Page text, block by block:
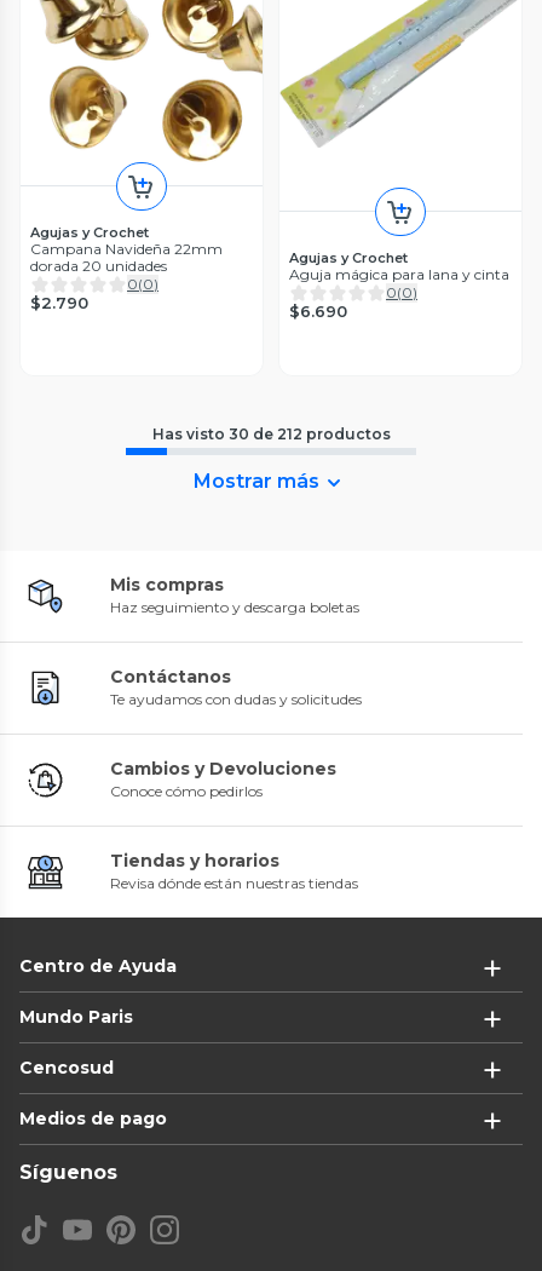
Agujas y Crochet
Campana Navideña 22mm
dorada 20 unidades
0(0)
$2.790
Agujas y Crochet
Aguja mágica para lana y cinta
0(0)
$6.690
Has visto 30 de 212 productos
Mostrar más
Mis compras
Haz seguimiento y descarga boletas
Contáctanos
Te ayudamos con dudas y solicitudes
Cambios y Devoluciones
Conoce cómo pedirlos
Tiendas y horarios
Revisa dónde están nuestras tiendas
Centro de Ayuda
Mundo Paris
Cencosud
Medios de pago
Síguenos